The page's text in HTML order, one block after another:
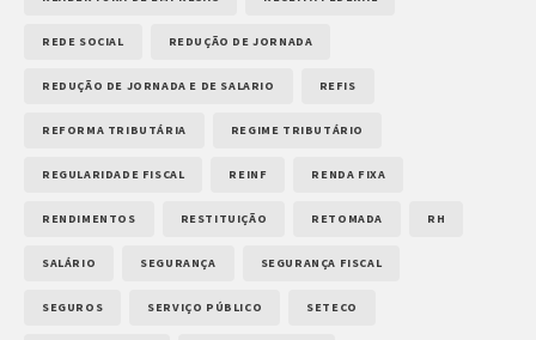
REDE SOCIAL REDUÇÃO DE JORNADA
REDUÇÃO DE JORNADA E DE SALARIO REFIS
REFORMA TRIBUTÁRIA REGIME TRIBUTÁRIO
REGULARIDADE FISCAL REINF RENDA FIXA
RENDIMENTOS RESTITUIÇÃO RETOMADA RH
SALÁRIO SEGURANÇA SEGURANÇA FISCAL
SEGUROS SERVIÇO PÚBLICO SETECO